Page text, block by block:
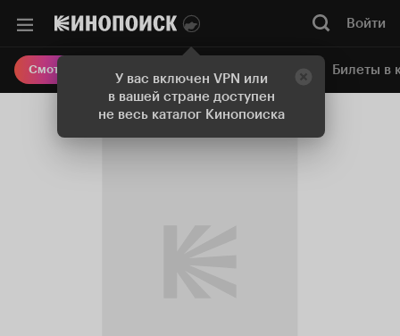
У вас включен VPN или
в вашей стране доступен
не весь каталог Кинопоиска
Войти
Смотреть кино Онлайн-кинотеатр Билеты в